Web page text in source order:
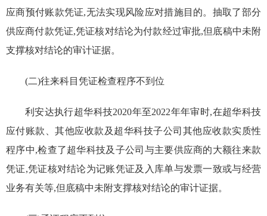
应商预付账款凭证,无法实现风险应对措施目的。抽取了部分
供应商付款凭证,凭证核对结论为付款经过审批,但底稿中未附
支撑核对结论的审计证据。
(二)往来科目凭证检查程序不到位
利安达执行超华科技2020年至2022年年审时,在超华科技
应付账款、其他应收款及 超华科技子公司 其他应收款实质性
程序中,检查了超华科技及子公司与主要供应商的大额往来款
凭证,凭证核对结论为记账凭证及入库单与发票一致或与经营
业务有关等,但底稿中未附支撑核对结论的审计证据。